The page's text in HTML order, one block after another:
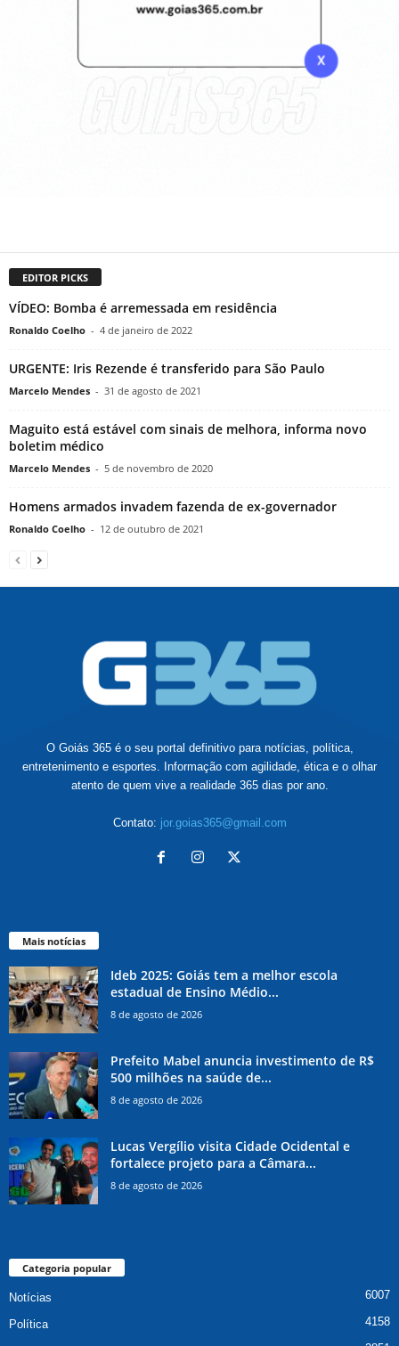
EDITOR PICKS
VÍDEO: Bomba é arremessada em residência
Ronaldo Coelho - 4 de janeiro de 2022
URGENTE: Iris Rezende é transferido para São Paulo
Marcelo Mendes - 31 de agosto de 2021
Maguito está estável com sinais de melhora, informa novo
boletim médico
Marcelo Mendes - 5 de novembro de 2020
Homens armados invadem fazenda de ex-governador
Ronaldo Coelho - 12 de outubro de 2021
O Goiás 365 é o seu portal definitivo para notícias, política,
entretenimento e esportes. Informação com agilidade, ética e o olhar
atento de quem vive a realidade 365 dias por ano.
Contato: jor.goias365@gmail.com
Mais notícias
Ideb 2025: Goiás tem a melhor escola
estadual de Ensino Médio...
8 de agosto de 2026
Prefeito Mabel anuncia investimento de R$
500 milhões na saúde de...
8 de agosto de 2026
Lucas Vergílio visita Cidade Ocidental e
fortalece projeto para a Câmara...
8 de agosto de 2026
Categoria popular
Notícias 6007
Política 4158